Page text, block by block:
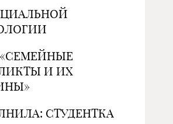
И ИХ
СТУДЕНТКА